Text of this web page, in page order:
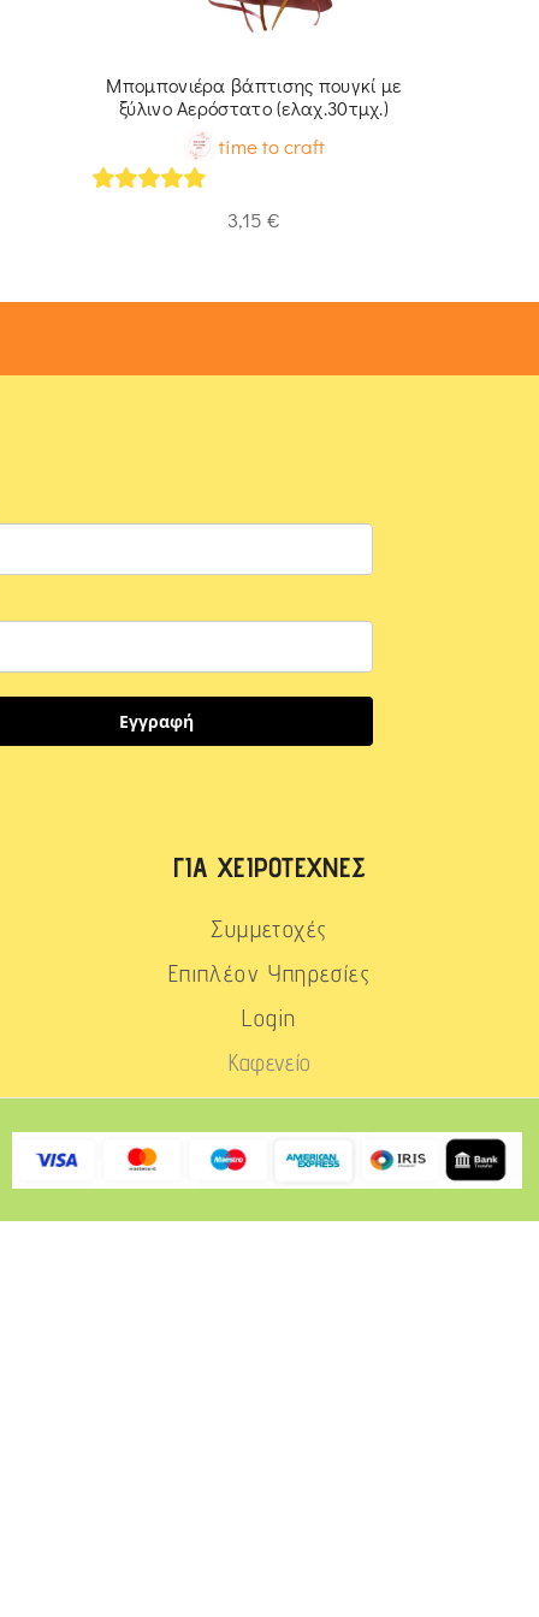
Μπομπονιέρα βάπτισης πουγκί με
ξύλινο Αερόστατο (ελαχ.30τμχ.)
time to craft
3,15 €
Εγγραφή
ΓΙΑ ΧΕΙΡΟΤΈΧΝΕΣ
Συμμετοχές
Επιπλέον Υπηρεσίες
Login
Καφενείο